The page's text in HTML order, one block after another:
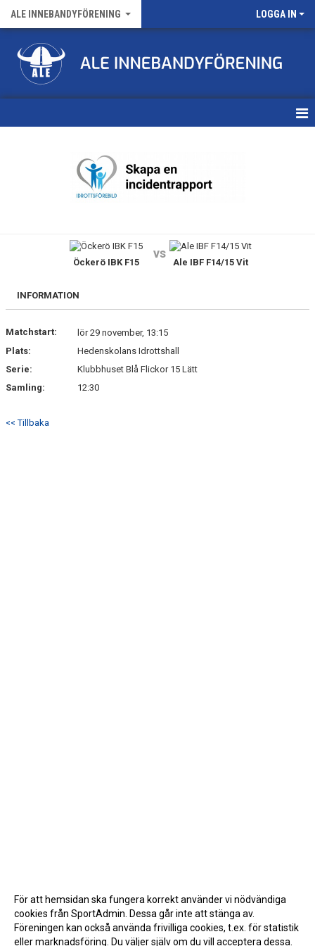
ALE INNEBANDYFÖRENING LOGGA IN
FÖRENINGENS MATCHER
MEDLEMSKAP
Öckerö IBK F15
vs
Ale IBF F14/15 Vit
INFORMATION
Matchstart:
lör 29 november, 13:15
Plats:
Hedenskolans Idrottshall
Serie:
Klubbhuset Blå Flickor 15 Lätt
Samling:
12:30
<< Tillbaka
För att hemsidan ska fungera korrekt använder vi nödvändiga
cookies från SportAdmin. Dessa går inte att stänga av.
Föreningen kan också använda frivilliga cookies, t.ex. för statistik
eller marknadsföring. Du väljer själv om du vill acceptera dessa.